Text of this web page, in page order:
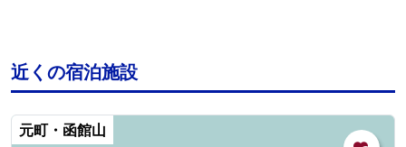
近くの宿泊施設
元町・函館山